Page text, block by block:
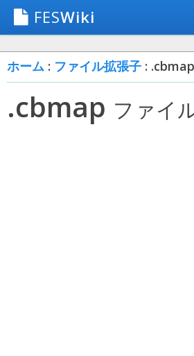
FESWiki
ホーム : ファイル拡張子 :
.cbmap ファイ